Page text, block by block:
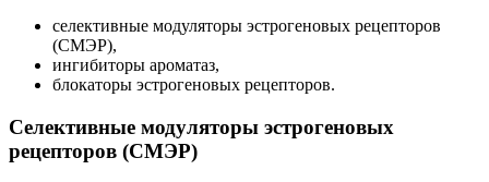
селективные модуляторы эстрогеновых рецепторов
(СМЭР),
ингибиторы ароматаз,
блокаторы эстрогеновых рецепторов.
Cелективные модуляторы эстрогеновых
рецепторов (СМЭР)